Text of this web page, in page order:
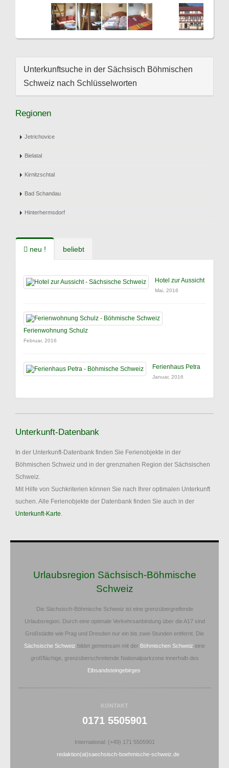
Unterkunftsuche in der Sächsisch Böhmischen
Schweiz nach Schlüsselworten
Regionen
Jetrichovice
Bielatal
Kirnitzschtal
Bad Schandau
Hinterhermsdorf
neu ! beliebt
Hotel zur Aussicht
Mai, 2016
Ferienwohnung Schulz
Februar, 2016
Ferienhaus Petra
Januar, 2016
Unterkunft-Datenbank
In der Unterkunft-Datenbank finden Sie Ferienobjekte in der
Böhmischen Schweiz und in der grenznahen Region der Sächsischen
Schweiz.
Mit Hilfe von Suchkriterien können Sie nach Ihrer optimalen Unterkunft
suchen. Alle Ferienobjekte der Datenbank finden Sie auch in der
Unterkunft-Karte.
Urlaubsregion Sächsisch-Böhmische
Schweiz
Die Sächsisch-Böhmische Schweiz ist eine grenzübergreifende
Urlaubsregion. Durch eine optimale Verkehrsanbindung über die A17 sind
Großstädte wie Prag und Dresden nur ein bis zwei Stunden entfernt. Die
Sächsische Schweiz bildet gemeinsam mit der Böhmischen Schweiz eine
großflächige, grenzüberschreitende Nationalparkzone innerhalb des
Elbsandsteingebirges
KONTAKT
0171 5505901
International: (+49) 171 5505901
redaktion(at)saechsisch-boehmische-schweiz.de